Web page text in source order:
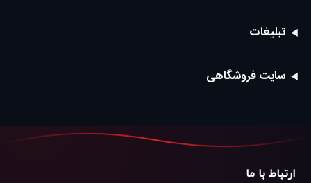
تبلیغات
سایت فروشگاهی
ارتباط با ما